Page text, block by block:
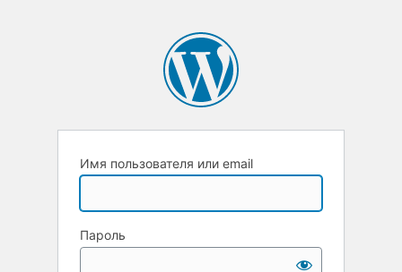
Имя пользователя или email
Пароль